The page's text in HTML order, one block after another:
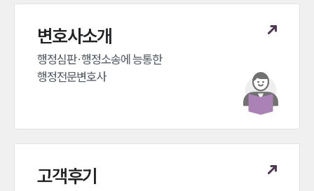
변호사소개
행정심판·행정소송에 능통한
행정전문변호사
고객후기